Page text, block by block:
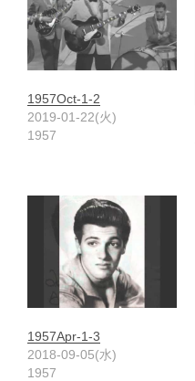
1957Oct-1-2
2019-01-22(火)
1957
1957Apr-1-3
2018-09-05(水)
1957